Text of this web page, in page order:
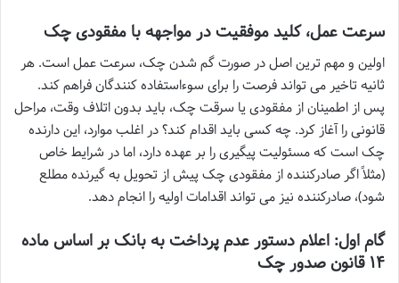
سرعت عمل، کلید موفقیت در مواجهه با مفقودی چک
اولین و مهم ترین اصل در صورت گم شدن چک، سرعت عمل است. هر
ثانیه تاخیر می تواند فرصت را برای سوءاستفاده کنندگان فراهم کند.
پس از اطمینان از مفقودی یا سرقت چک، باید بدون اتلاف وقت، مراحل
قانونی را آغاز کرد. چه کسی باید اقدام کند؟ در اغلب موارد، این دارنده
چک است که مسئولیت پیگیری را بر عهده دارد، اما در شرایط خاص
(مثلاً اگر صادرکننده از مفقودی چک پیش از تحویل به گیرنده مطلع
شود)، صادرکننده نیز می تواند اقدامات اولیه را انجام دهد.
گام اول: اعلام دستور عدم پرداخت به بانک بر اساس ماده
۱۴ قانون صدور چک